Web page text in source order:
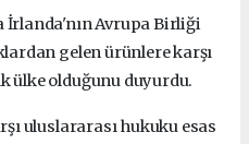
İrlanda'nın Avrupa Birliği
gelen ürünlere karşı
ülke olduğunu duyurdu.
uluslararası hukuku esas